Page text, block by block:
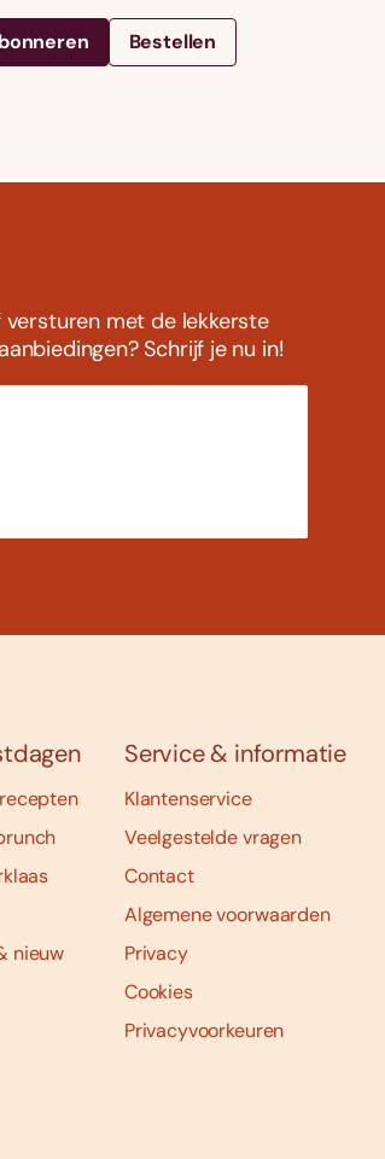
Bestellen
met de lekkerste
Schrijf je nu in!
nieuw
Service & informatie
Klantenservice
Veelgestelde vragen
Contact
Algemene voorwaarden
Privacy
Cookies
Privacyvoorkeuren